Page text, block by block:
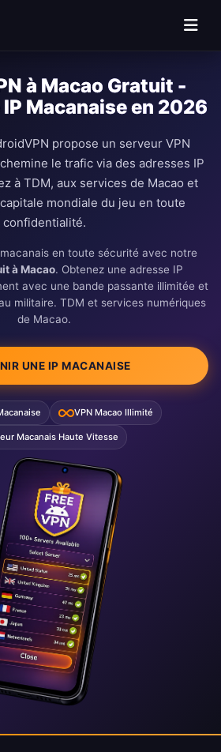
à Macao Gratuit -
Macanaise en 2026
propose un serveur VPN
le trafic via des adresses IP
à TDM, aux services de Macao et
mondiale du jeu en toute
confidentialité.
en toute sécurité avec notre
à Macao. Obtenez une adresse IP
avec une bande passante illimitée et
militaire. TDM et services numériques
de Macao.
UNE IP MACANAISE
VPN Macao Illimité
Macanais Haute Vitesse